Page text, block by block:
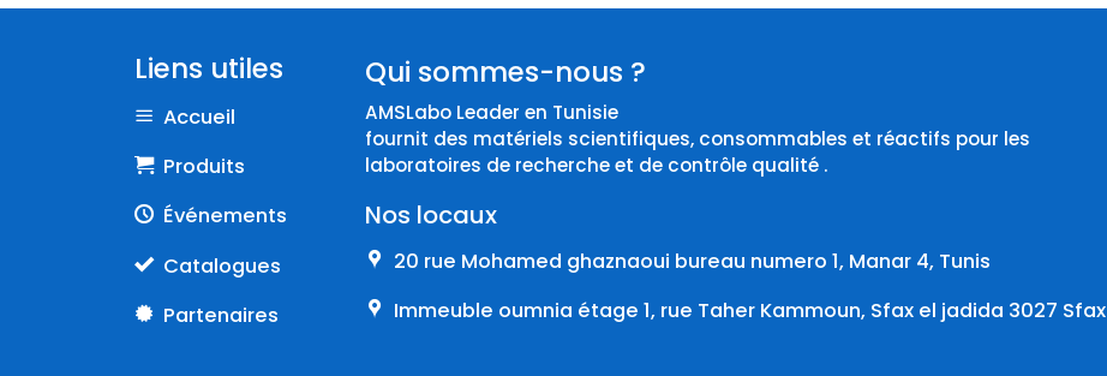
BIOCHROM
COLE-PARMER
CORNING
DURAN
EPPENDORF
ERLAB
Liens utiles
Accueil
Produits
Événements
Catalogues
Partenaires
Qui sommes-nous ?
AMSLabo Leader en Tunisie
fournit des matériels scientifiques, consommables et réactifs pour les
laboratoires de recherche et de contrôle qualité .
Nos locaux
20 rue Mohamed ghaznaoui bureau numero 1, Manar 4, Tunis
Immeuble oumnia étage 1, rue Taher Kammoun, Sfax el jadida 3027 Sfax